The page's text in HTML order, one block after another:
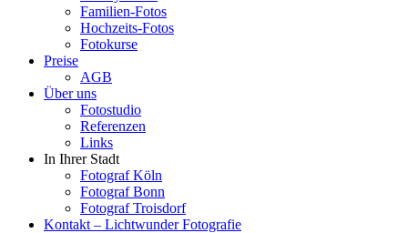
Familien-Fotos
Hochzeits-Fotos
Fotokurse
Preise
AGB
Über uns
Fotostudio
Referenzen
Links
In Ihrer Stadt
Fotograf Köln
Fotograf Bonn
Fotograf Troisdorf
Kontakt – Lichtwunder Fotografie